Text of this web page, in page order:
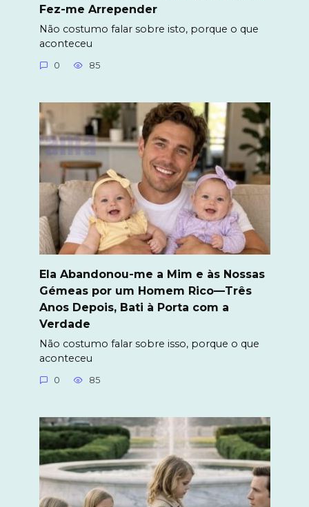
Fez-me Arrepender
Não costumo falar sobre isto, porque o que
aconteceu
0 85
Ela Abandonou-me a Mim e às Nossas
Gémeas por um Homem Rico—Três
Anos Depois, Bati à Porta com a
Verdade
Não costumo falar sobre isso, porque o que
aconteceu
0 85